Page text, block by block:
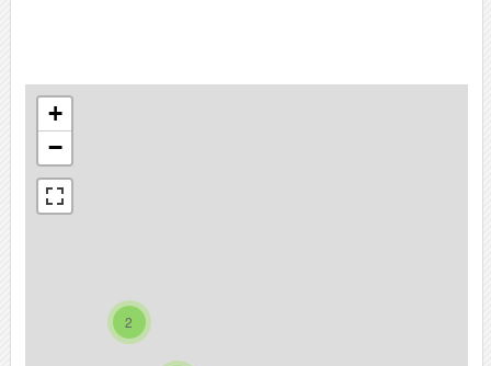
2
+
−